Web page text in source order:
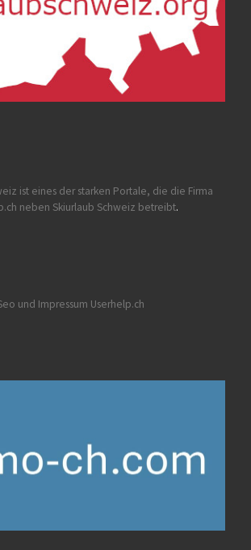
ist eines der starken Portale, die die Firma
neben Skiurlaub Schweiz betreibt.
und Impressum Userhelp.ch